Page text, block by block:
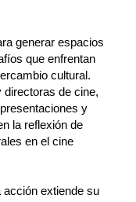
generar espacios
que enfrentan
cultural.
de cine,
y
la reflexión de
en el cine
extiende su